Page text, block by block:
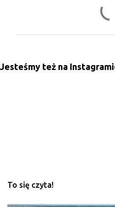
t
Jesteśmy też na
To się czyta!